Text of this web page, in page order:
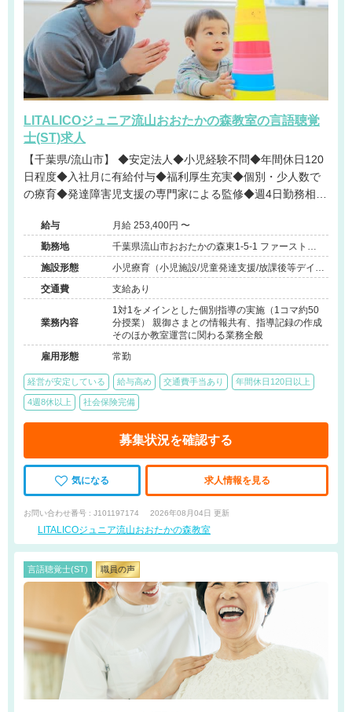
LITALICOジュニア流山おおたかの森教室の言語聴覚
士(ST)求人
【千葉県/流山市】 ◆安定法人◆小児経験不問◆年間休日120
日程度◆入社月に有給付与◆福利厚生充実◆個別・少人数で
の療育◆発達障害児支援の専門家による監修◆週4日勤務相談
給与
月給 253,400円 〜
勤務地
千葉県流山市おおたかの森東1-5-1 ファーストビ
ル5F
施設形態
小児療育（小児施設/児童発達支援/放課後等デイサ
ービス）
交通費 支給あり
業務内容
1対1をメインとした個別指導の実施（1コマ約50
分授業） 親御さまとの情報共有、指導記録の作成
そのほか教室運営に関わる業務全般
雇用形態
常勤
経営が安定している 給与高め 交通費手当あり 年間休日120日以上
4週8休以上 社会保険完備
募集状況を確認する
気になる 求人情報を見る
お問い合わせ番号 : J101197174 2026年08月04日 更新
LITALICOジュニア流山おおたかの森教室
言語聴覚士(ST) 職員の声